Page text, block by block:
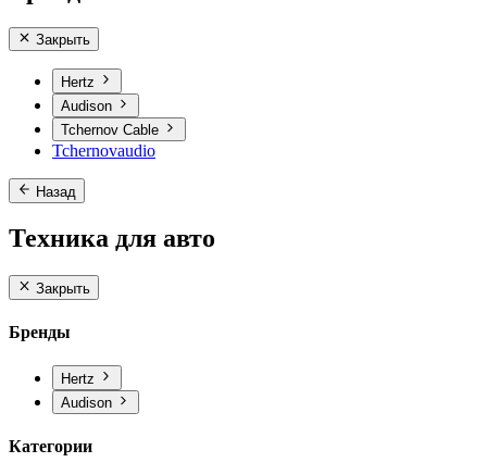
Закрыть
Hertz
Audison
Tchernov Cable
Tchernovaudio
Назад
Техника для авто
Закрыть
Бренды
Hertz
Audison
Категории